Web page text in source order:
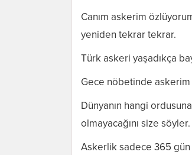
Canım askerim
yeniden tekrar tekrar.
Türk askeri yaşadıkça
Gece nöbetinde askerim
Dünyanın hangi
olmayacağını size söyler.
Askerlik sadece 365